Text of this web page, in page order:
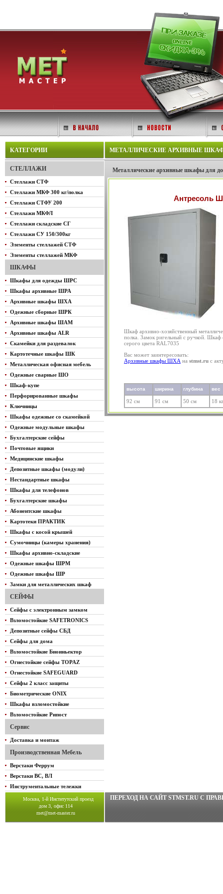
КАТЕГОРИИ
СТЕЛЛАЖИ
Стеллажи СТФ
Стеллажи МКФ 300 кг/полка
Стеллажи СТФУ 200
Стеллажи МКФЛ
Стеллажи складские СГ
Стеллажи СУ 150/300кг
Элементы стеллажей СТФ
Элементы стеллажей МКФ
ШКАФЫ
Шкафы для одежды ШРС
Шкафы архивные ШРА
Архивные шкафы ШХА
Одежные сборные ШРК
Архивные шкафы ШАМ
Архивные шкафы ALR
Скамейки для раздевалок
Картотечные шкафы ШК
Металлическая офисная мебель
Одежные сварные ШО
Шкаф-купе
Перфорированные шкафы
Ключницы
Шкафы одежные со скамейкой
Одежные модульные шкафы
Бухгалтерские сейфы
Почтовые ящики
Медицинские шкафы
Депозитные шкафы (модули)
Нестандартные шкафы
Шкафы для телефонов
Бухгалтерские шкафы
Абонентские шкафы
Картотеки ПРАКТИК
Шкафы с косой крышей
Сумочницы (камеры хранения)
Шкафы архивно-складские
Одежные шкафы ШРМ
Одежные шкафы ШР
Замки для металлических шкаф
СЕЙФЫ
Сейфы с электронным замком
Взломостойкие SAFETRONICS
Депозитные сейфы СБД
Сейфы для дома
Взломостойкие Биоиньектор
Огнестойкие сейфы TOPAZ
Огнестойкие SAFEGUARD
Сейфы 2 класс защиты
Биометрические ONIX
Шкафы взломостойкие
Взломостойкие Рипост
Сервис
Доставка и монтаж
Производственная Мебель
Верстаки Феррум
Верстаки ВС, ВЛ
Инструментальные тележки
МЕТАЛЛИЧЕСКИЕ АРХИВНЫЕ
Металлические архивные шкафы для
Антресоль
Шкаф архивно-хозяйственный
полка. Замок ригельный с ручкой. Шкаф
серого цвета RAL7035
Вас может заинтересовать:
Архивные шкафы ШХА на stmst.ru с
высота ширина глубина вес
92 см 91 см 50 см 18
Москва, 1-й Институтский проезд
дом 3, офис 114
met@met-master.ru
ПЕРЕХОД НА САЙТ STMST.RU C